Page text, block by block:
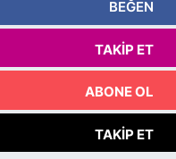
BEĞEN
TAKIP ET
ABONE OL
TAKIP ET